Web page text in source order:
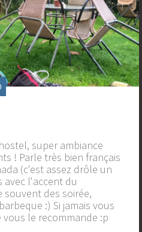
super ambiance
! Parle très bien français
(c'est assez drôle un
avec l'accent du
souvent des soirée,
:) Si jamais vous
le recommande :p